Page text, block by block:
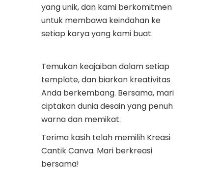
yang unik, dan kami berkomitmen
untuk membawa keindahan ke
setiap karya yang kami buat.
Temukan keajaiban dalam setiap
template, dan biarkan kreativitas
Anda berkembang. Bersama, mari
ciptakan dunia desain yang penuh
warna dan memikat.
Terima kasih telah memilih Kreasi
Cantik Canva. Mari berkreasi
bersama!